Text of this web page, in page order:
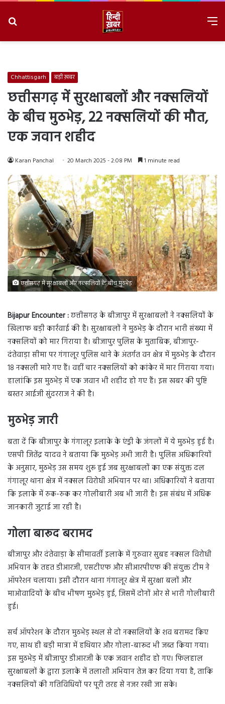
Chhattisgarh बड़ी ख़बर
छत्तीसगढ़ में सुरक्षाबलों और नक्सलियों
के बीच मुठभेड़, 22 नक्सलियों की मौत,
एक जवान शहीद
Karan Panchal 20 March 2025 - 2:08 PM 1 minute read
छत्तीसगढ़ में सुरक्षाबलों और नक्सलियों के बीच मुठभेड़
Bijapur Encounter :छत्तीसगढ़ के बीजापुर में सुरक्षाबलों ने नक्सलियों के
खिलाफ बड़ी कार्रवाई की है। सुरक्षाबलों ने मुठभेड़ के दौरान भारी संख्या में
नक्सलियों को मार गिराया है। बीजापुर पुलिस के मुताबिक, बीजापुर-
दंतेवाड़ा सीमा पर गंगालूर पुलिस थाने के अंतर्गत वन क्षेत्र में मुठभेड़ के दौरान
18 नक्सली मारे गए हैं। वहीं चार नक्सलियों को कांकेर में मार गिराया गया।
हालांकि इस मुठभेड़ में एक जवान भी शहीद हो गए हैं। इस खबर की पुष्टि
बस्तर आईजी सुंदरराज ने की है।
मुठभेड़ जारी
बता दें कि बीजापुर के गंगालूर इलाके के एंड्री के जंगलों में ये मुठभेड़ हुई है।
एसपी जितेंद्र यादव ने बताया कि मुठभेड़ अभी जारी है। पुलिस अधिकारियों
के अनुसार, मुठभेड़ उस समय शुरू हुई जब सुरक्षाबलों का एक संयुक्त दल
गंगालूर थाना क्षेत्र में नक्सल विरोधी अभियान पर था। अधिकारियों ने बताया
कि इलाके में रुक-रुक कर गोलीबारी अब भी जारी है। इस संबंध में अधिक
जानकारी जुटाई जा रही है।
गोला बारूद बरामद
बीजापुर और दंतेवाड़ा के सीमावर्ती इलाके में गुरुवार सुबह नक्सल विरोधी
अभियान के तहत डीआरजी, एसटीएफ और सीआरपीएफ की संयुक्त टीम ने
ऑपरेशन चलाया। इसी दौरान थाना गंगालूर क्षेत्र में सुरक्षा बलों और
माओवादियों के बीच भीषण मुठभेड़ हुई, जिसमें दोनों ओर से भारी गोलीबारी
हुई।
सर्च ऑपरेशन के दौरान मुठभेड़ स्थल से दो नक्सलियों के शव बरामद किए
गए, साथ ही बड़ी मात्रा में हथियार और गोला-बारूद भी जब्त किया गया।
इस मुठभेड़ में बीजापुर डीआरजी के एक जवान शहीद हो गए। फिलहाल
सुरक्षाबलों के द्वारा इलाके में तलाशी अभियान तेज कर दिया गया है, ताकि
नक्सलियों की गतिविधियों पर पूरी तरह से नजर रखी जा सके।